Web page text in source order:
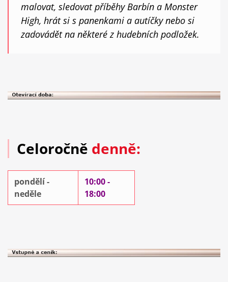
malovat, sledovat příběhy Barbín a Monster
High, hrát si s panenkami a autíčky nebo si
zadovádět na některé z hudebních podložek.
Celoročně denně:
pondělí -
neděle
10:00 -
18:00